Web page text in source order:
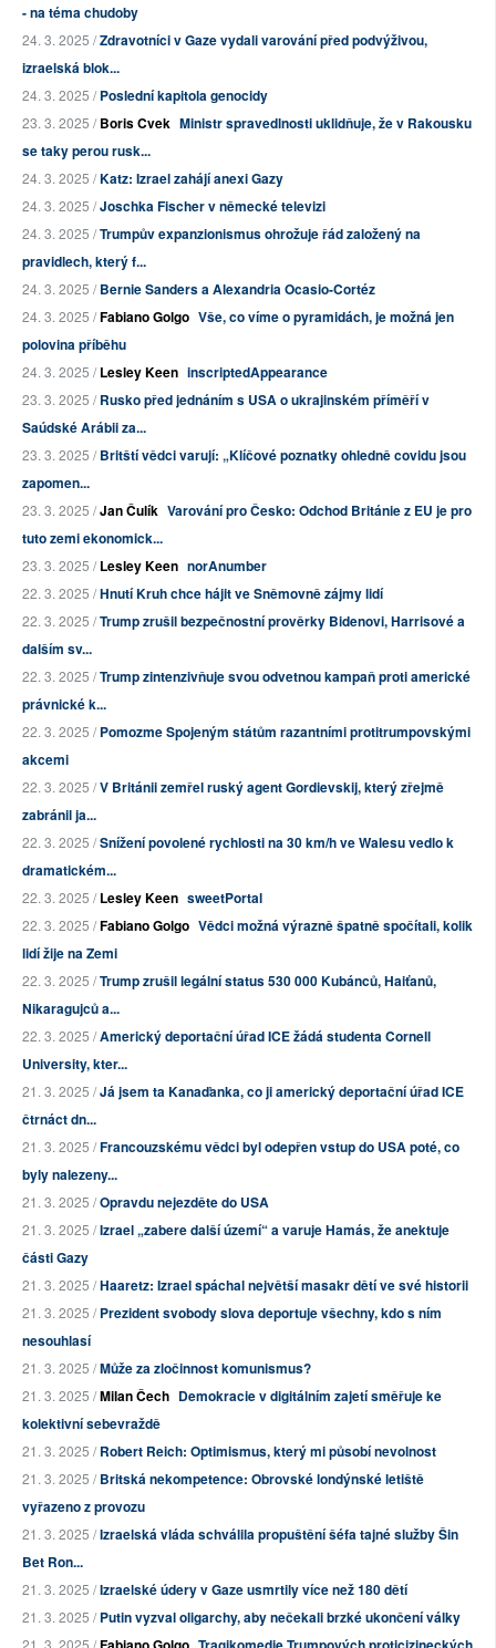
- na téma chudoby
24. 3. 2025 /Zdravotníci v Gaze vydali varování před podvýživou,
izraelská blok...
24. 3. 2025 /Poslední kapitola genocidy
23. 3. 2025 /Boris Cvek Ministr spravedlnosti uklidňuje, že v Rakousku
se taky perou rusk...
24. 3. 2025 /Katz: Izrael zahájí anexi Gazy
24. 3. 2025 /Joschka Fischer v německé televizi
24. 3. 2025 /Trumpův expanzionismus ohrožuje řád založený na
pravidlech, který f...
24. 3. 2025 /Bernie Sanders a Alexandria Ocasio-Cortéz
24. 3. 2025 /Fabiano Golgo Vše, co víme o pyramidách, je možná jen
polovina příběhu
24. 3. 2025 /Lesley Keen inscriptedAppearance
23. 3. 2025 /Rusko před jednáním s USA o ukrajinském příměří v
Saúdské Arábii za...
23. 3. 2025 /Britští vědci varují: „Klíčové poznatky ohledně covidu jsou
zapomen...
23. 3. 2025 /Jan Čulík Varování pro Česko: Odchod Británie z EU je pro
tuto zemi ekonomick...
23. 3. 2025 /Lesley Keen norAnumber
22. 3. 2025 /Hnutí Kruh chce hájit ve Sněmovně zájmy lidí
22. 3. 2025 /Trump zrušil bezpečnostní prověrky Bidenovi, Harrisové a
dalším sv...
22. 3. 2025 /Trump zintenzivňuje svou odvetnou kampaň proti americké
právnické k...
22. 3. 2025 /Pomozme Spojeným státům razantními protitrumpovskými
akcemi
22. 3. 2025 /V Británii zemřel ruský agent Gordievskij, který zřejmě
zabránil ja...
22. 3. 2025 /Snížení povolené rychlosti na 30 km/h ve Walesu vedlo k
dramatickém...
22. 3. 2025 /Lesley Keen sweetPortal
22. 3. 2025 /Fabiano Golgo Vědci možná výrazně špatně spočítali, kolik
lidí žije na Zemi
22. 3. 2025 /Trump zrušil legální status 530 000 Kubánců, Haiťanů,
Nikaragujců a...
22. 3. 2025 /Americký deportační úřad ICE žádá studenta Cornell
University, kter...
21. 3. 2025 /Já jsem ta Kanaďanka, co ji americký deportační úřad ICE
čtrnáct dn...
21. 3. 2025 /Francouzskému vědci byl odepřen vstup do USA poté, co
byly nalezeny...
21. 3. 2025 /Opravdu nejezděte do USA
21. 3. 2025 /Izrael „zabere další území“ a varuje Hamás, že anektuje
části Gazy
21. 3. 2025 /Haaretz: Izrael spáchal největší masakr dětí ve své historii
21. 3. 2025 /Prezident svobody slova deportuje všechny, kdo s ním
nesouhlasí
21. 3. 2025 /Může za zločinnost komunismus?
21. 3. 2025 /Milan Čech Demokracie v digitálním zajetí směřuje ke
kolektivní sebevraždě
21. 3. 2025 /Robert Reich: Optimismus, který mi působí nevolnost
21. 3. 2025 /Britská nekompetence: Obrovské londýnské letiště
vyřazeno z provozu
21. 3. 2025 /Izraelská vláda schválila propuštění šéfa tajné služby Šin
Bet Ron...
21. 3. 2025 /Izraelské údery v Gaze usmrtily více než 180 dětí
21. 3. 2025 /Putin vyzval oligarchy, aby nečekali brzké ukončení války
21. 3. 2025 /